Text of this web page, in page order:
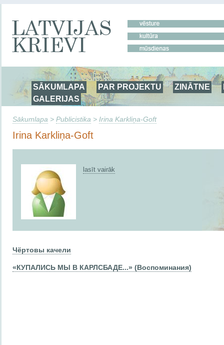
SĀKUMLAPA PAR PROJEKTU ZINĀTNE
GALERIJAS
Sākumlapa > Publicistika > Irina Karkliņa-Goft
Irina Karkliņa-Goft
lasīt vairāk
Чёртовы качели
«КУПАЛИСЬ МЫ В КАРЛСБАДЕ...» (Воспоминания)